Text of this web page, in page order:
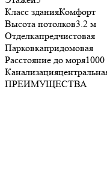
Класс зданияКомфорт
Высота потолков3.2 м
Отделкапредчистовая
Парковкапридомовая
Расстояние до моря
Канализация
ПРЕИМУЩЕСТВА